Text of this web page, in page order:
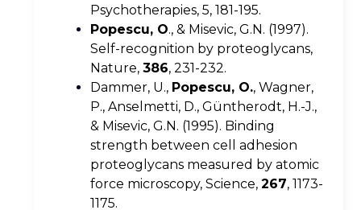
Psychotherapies, 5, 181-195.
Popescu, O., & Misevic, G.N. (1997).
Self-recognition by proteoglycans,
Nature, 386, 231-232.
Dammer, U., Popescu, O., Wagner,
P., Anselmetti, D., Güntherodt, H.-J.,
& Misevic, G.N. (1995). Binding
strength between cell adhesion
proteoglycans measured by atomic
force microscopy, Science, 267, 1173-
1175.